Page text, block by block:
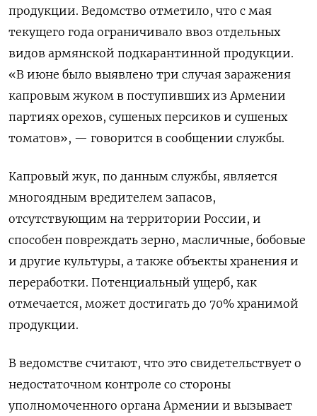
продукции. Ведомство отметило, что с мая
текущего года ограничивало ввоз отдельных
видов армянской подкарантинной продукции.
«В июне было выявлено три случая заражения
капровым жуком в поступивших из Армении
партиях орехов, сушеных персиков и сушеных
томатов», — говорится в сообщении службы.
Капровый жук, по данным службы, является
многоядным вредителем запасов,
отсутствующим на территории России, и
способен повреждать зерно, масличные, бобовые
и другие культуры, а также объекты хранения и
переработки. Потенциальный ущерб, как
отмечается, может достигать до 70% хранимой
продукции.
В ведомстве считают, что это свидетельствует о
недостаточном контроле со стороны
уполномоченного органа Армении и вызывает